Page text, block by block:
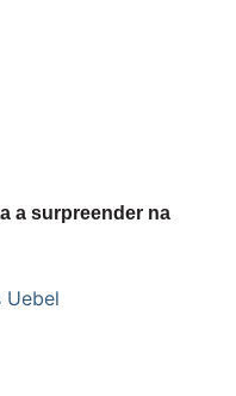
a surpreender na